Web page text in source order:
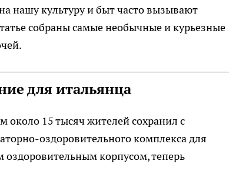
нашу культуру и быт часто вызывают
собраны самые необычные и курьезные
для итальянца
15 тысяч жителей сохранил с
оздоровительного комплекса для
оздоровительным корпусом, теперь